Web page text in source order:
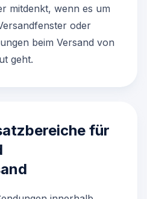
mitdenkt, wenn es um
oder
beim Versand von
geht.
für